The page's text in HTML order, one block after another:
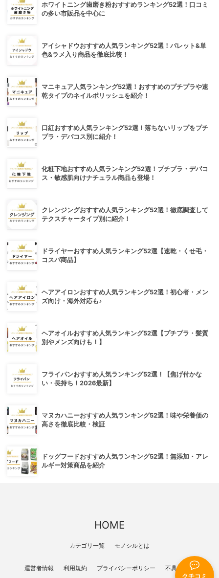
クチコミ
ホワイトニング歯磨き粉おすすめランキング52選！口コミ
の多い市販品を中心に
アイシャドウおすすめ人気ランキング52選！パレット&単
色&ラメ入り商品を徹底比較！
マニキュア人気ランキング52選！おすすめのプチプラや速
乾タイプのネイルポリッシュを紹介！
口紅おすすめ人気ランキング52選！落ちないリップをプチ
プラ・デパコス別に紹介！
化粧下地おすすめ人気ランキング52選！プチプラ・デパコ
ス・敏感肌向けナチュラル商品も登場！
クレンジングおすすめ人気ランキング52選！徹底調査して
テクスチャータイプ別に紹介！
ドライヤーおすすめ人気ランキング52選【速乾・くせ毛・
コスパ商品】
ヘアアイロンおすすめ人気ランキング52選！初心者・メン
ズ向け・海外対応も♪
ヘアオイルおすすめ人気ランキング52選【プチプラ・髪質
別やメンズ向けも！】
フライパンおすすめ人気ランキング52選！【焦げ付かな
い・長持ち！2026最新】
マヌカハニーおすすめ人気ランキング52選！味や栄養価の
高さを徹底比較・検証
ドッグフードおすすめ人気ランキング52選！無添加・アレ
ルギー対策商品を紹介
HOME
カテゴリ一覧 モノシルとは
運営者情報 利用規約 プライバシーポリシー 不具合報告